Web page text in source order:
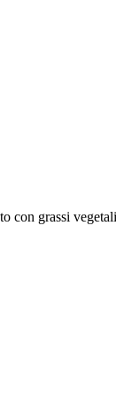
con grassi